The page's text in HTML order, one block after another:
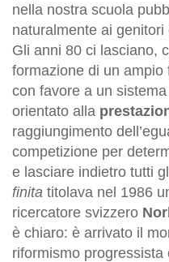
nella nostra scuola
naturalmente ai genitori
Gli anni 80 ci lasciano,
formazione di un
con favore a un
orientato alla
raggiungimento
competizione per
e lasciare indietro tutti
finita titolava nel 1986
ricercatore svizzero
è chiaro: è arrivato il
riformismo progressista